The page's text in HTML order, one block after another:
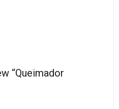
“Queimador